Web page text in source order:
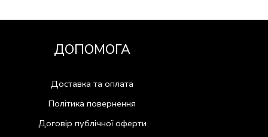
ДОПОМОГА
Доставка та оплата
Політика повернення
Договір публічної оферти